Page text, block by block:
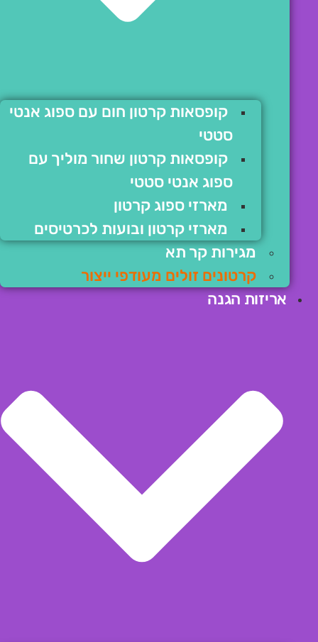
קופסאות קרטון חום עם ספוג אנטי
סטטי
קופסאות קרטון שחור מוליך עם
ספוג אנטי סטטי
מארזי ספוג קרטון
מארזי קרטון ובועות לכרטיסים
מגירות קר תא
קרטונים זולים מעודפי ייצור
אריזות הגנה